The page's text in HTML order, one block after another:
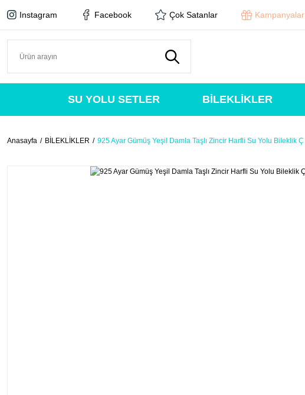
Instagram Facebook Çok Satanlar Kampanyalar
SU YOLU SETLER BİLEKLİKLER
Anasayfa BİLEKLİKLER 925 Ayar Gümüş Yeşil Damla Taşlı Zincir Harfli Su Yolu Bileklik Ç